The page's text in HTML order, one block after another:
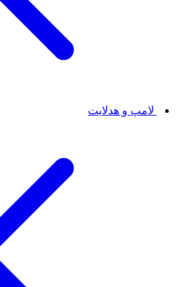
لامپ و هدلایت